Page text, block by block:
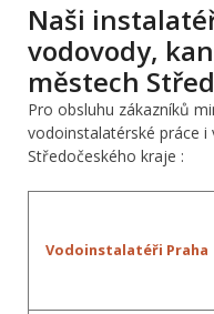
Naši
vodovody,
městech
Pro obsluhu zákazníků
vodoinstalatérské práce i
Středočeského kraje :
Vodoinstalatéři Praha